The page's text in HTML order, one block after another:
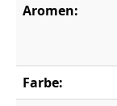
Aromen:
Farbe: